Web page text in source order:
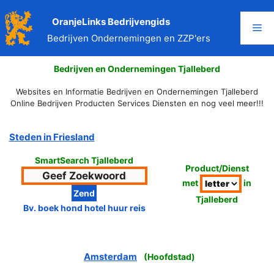
naar
de
inhoud
OranjeLinks Bedrijvengids
Bedrijven Ondernemingen en ZZP'ers
Bedrijven en Ondernemingen Tjalleberd
Websites en Informatie Bedrijven en Ondernemingen Tjalleberd
Online Bedrijven Producten Services Diensten en nog veel meer!!!
Steden in Friesland
SmartSearch Tjalleberd
Bv. boek hond hotel huur reis
Product/Dienst
met
in
Tjalleberd
Amsterdam (Hoofdstad)